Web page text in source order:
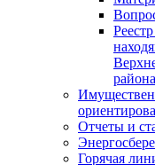
района
Отчеты и
Горячая